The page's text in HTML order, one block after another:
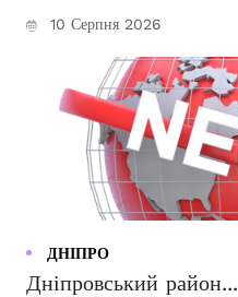
10 Серпня 2026
ДНІПРО
Дніпровський район...